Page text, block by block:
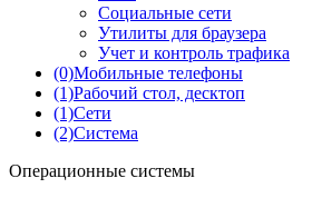
Социальные сети
Утилиты для браузера
Учет и контроль трафика
(0)Мобильные телефоны
(1)Рабочий стол, десктоп
(1)Сети
(2)Система
Операционные системы